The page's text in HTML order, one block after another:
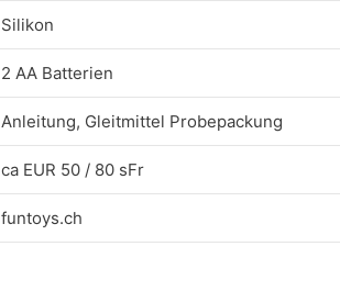
Silikon
2 AA Batterien
Anleitung, Gleitmittel Probepackung
ca EUR 50 / 80 sFr
funtoys.ch